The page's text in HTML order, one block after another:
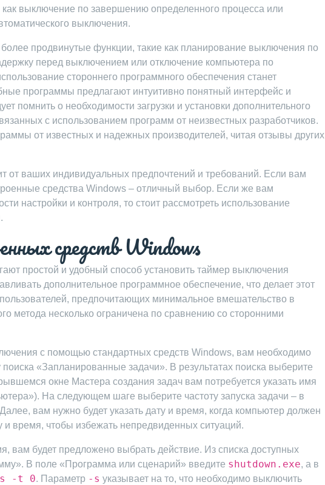
как выключение по завершению определенного процесса или
выключения.
продвинутые функции, такие как планирование выключения по
перед выключением или отключение компьютера по
стороннего программного обеспечения станет
программы предлагают интуитивно понятный интерфейс и
помнить о необходимости загрузки и установки дополнительного
с использованием программ от неизвестных разработчиков.
от известных и надежных производителей, читая отзывы других
от ваших индивидуальных предпочтений и требований. Если вам
средства Windows – отличный выбор. Если же вам
настройки и контроля, то стоит рассмотреть использование
средств Windows
простой и удобный способ установить таймер выключения
дополнительное программное обеспечение, что делает этот
предпочитающих минимальное вмешательство в
метода несколько ограничена по сравнению со сторонними
с помощью стандартных средств Windows, вам необходимо
«Запланированные задачи». В результатах поиска выберите
окне Мастера создания задач вам потребуется указать имя
На следующем шаге выберите частоту запуска задачи – в
вам нужно будет указать дату и время, когда компьютер должен
и время, чтобы избежать непредвиденных ситуаций.
вам будет предложено выбрать действие. Из списка доступных
В поле «Программа или сценарий» введите shutdown.exe, а в
-t 0. Параметр -s указывает на то, что необходимо выключить